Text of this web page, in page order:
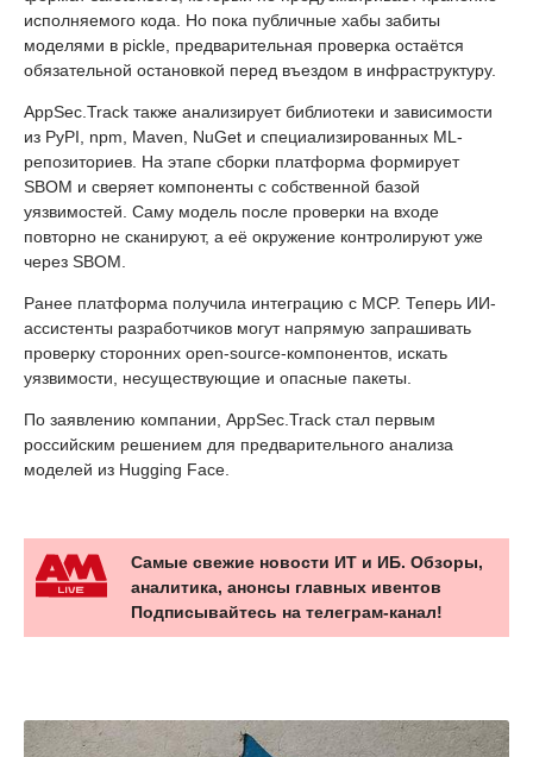
исполняемого кода. Но пока публичные хабы забиты
моделями в pickle, предварительная проверка остаётся
обязательной остановкой перед въездом в инфраструктуру.
AppSec.Track также анализирует библиотеки и зависимости
из PyPI, npm, Maven, NuGet и специализированных ML-
репозиториев. На этапе сборки платформа формирует
SBOM и сверяет компоненты с собственной базой
уязвимостей. Саму модель после проверки на входе
повторно не сканируют, а её окружение контролируют уже
через SBOM.
Ранее платформа получила интеграцию с MCP. Теперь ИИ-
ассистенты разработчиков могут напрямую запрашивать
проверку сторонних open-source-компонентов, искать
уязвимости, несуществующие и опасные пакеты.
По заявлению компании, AppSec.Track стал первым
российским решением для предварительного анализа
моделей из Hugging Face.
Самые свежие новости ИТ и ИБ. Обзоры,
аналитика, анонсы главных ивентов
Подписывайтесь на телеграм-канал!